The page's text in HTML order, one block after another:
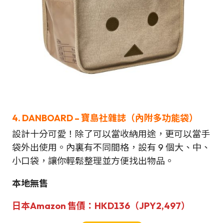
4. DANBOARD – 寶島社雜誌（內附多功能袋）
設計十分可愛！除了可以當收納用途，更可以當手
袋外出使用。內裏有不同間格，設有 9 個大、中、
小口袋，讓你輕鬆整理並方便找出物品。
本地無售
日本Amazon售價： HKD136（JPY2,497）